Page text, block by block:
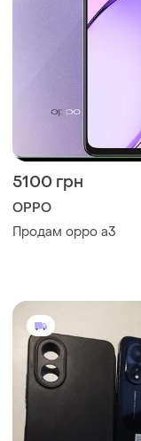
5100 грн
OPPO
Продам oppo a3